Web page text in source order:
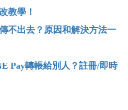
教學！
不出去？原因和解決方法一
Pay轉帳給別人？註冊/即時